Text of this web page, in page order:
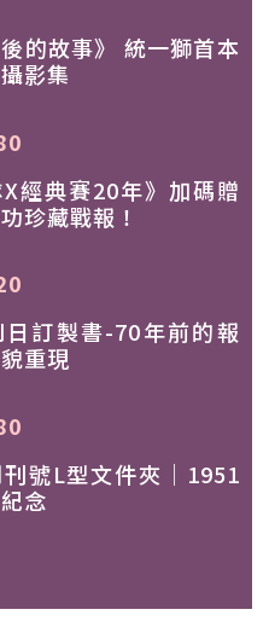
後的故事》 統一獅首本
影集
X經典賽20年》加碼贈
珍藏戰報！
訂製書-70年前的報
重現
號L型文件夾｜1951
念